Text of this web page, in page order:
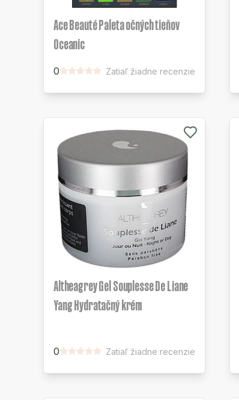
Ace Beauté Paleta očných tieňov
Oceanic
0 Zatiaľ žiadne recenzie
Altheagrey Gel Souplesse De Liane
Yang Hydratačný krém
0 Zatiaľ žiadne recenzie